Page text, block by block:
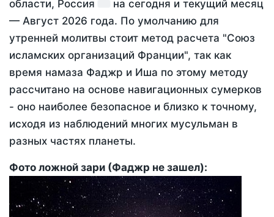
области, Россия
на сегодня и текущий месяц
— Август 2026 года. По умолчанию для
утренней молитвы стоит метод расчета "Союз
исламских организаций Франции", так как
время намаза Фаджр и Иша по этому методу
рассчитано на основе навигационных сумерков
- оно наиболее безопасное и близко к точному,
исходя из наблюдений многих мусульман в
разных частях планеты.
Фото ложной зари (Фаджр не зашел):